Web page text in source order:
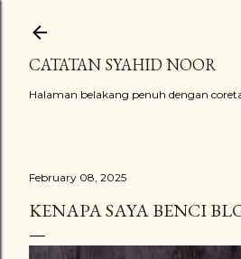
CATATAN SYAHID NOOR
Halaman belakang penuh dengan
February 08, 2025
KENAPA SAYA BENCI